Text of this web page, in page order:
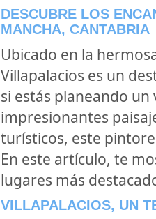
DESCUBRE LOS
MANCHA, CANTABRIA
Ubicado en la
Villapalacios es un
si estás planeando
impresionantes
turísticos, este
En este artículo, te
lugares más
VILLAPALACIOS, UN